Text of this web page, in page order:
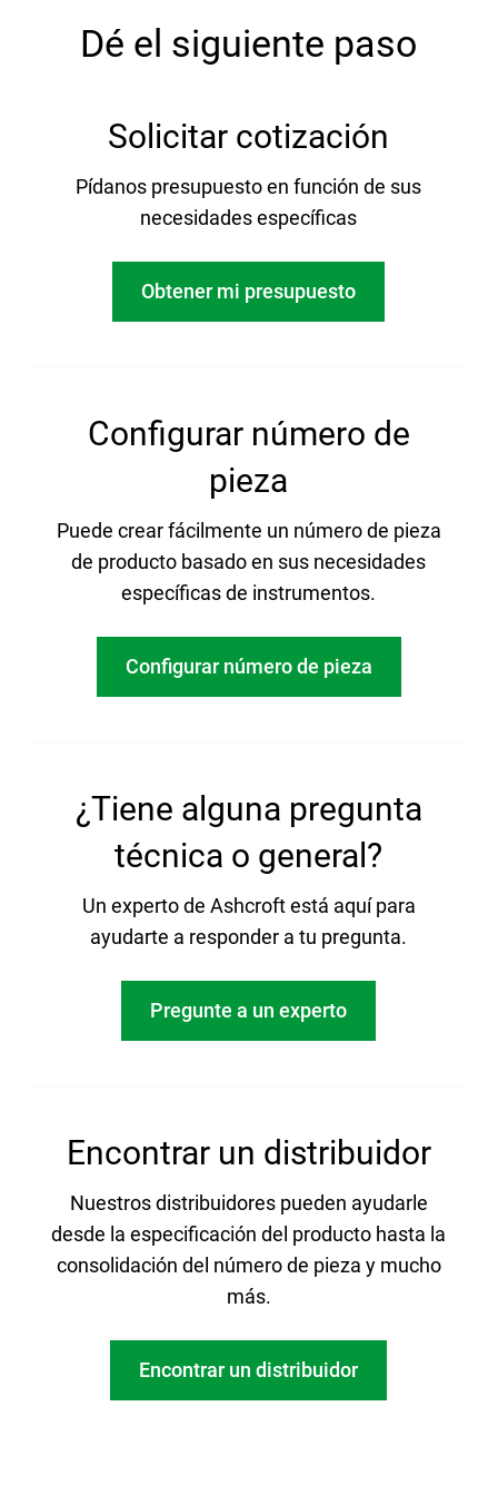
Dé el siguiente paso
Solicitar cotización
Pídanos presupuesto en función de sus
necesidades específicas
Obtener mi presupuesto
Configurar número de
pieza
Puede crear fácilmente un número de pieza
de producto basado en sus necesidades
específicas de instrumentos.
Configurar número de pieza
¿Tiene alguna pregunta
técnica o general?
Un experto de Ashcroft está aquí para
ayudarte a responder a tu pregunta.
Pregunte a un experto
Encontrar un distribuidor
Nuestros distribuidores pueden ayudarle
desde la especificación del producto hasta la
consolidación del número de pieza y mucho
más.
Encontrar un distribuidor